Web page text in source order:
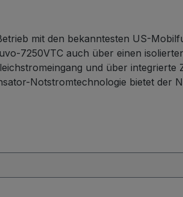
mit den bekanntesten US-
7250VTC auch über einen
und über
Notstromtechnologie bietet der